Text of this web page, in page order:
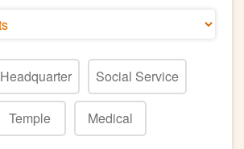
Headquarter Social Service
Temple Medical